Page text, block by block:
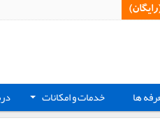
ها + خدمات و امکانات